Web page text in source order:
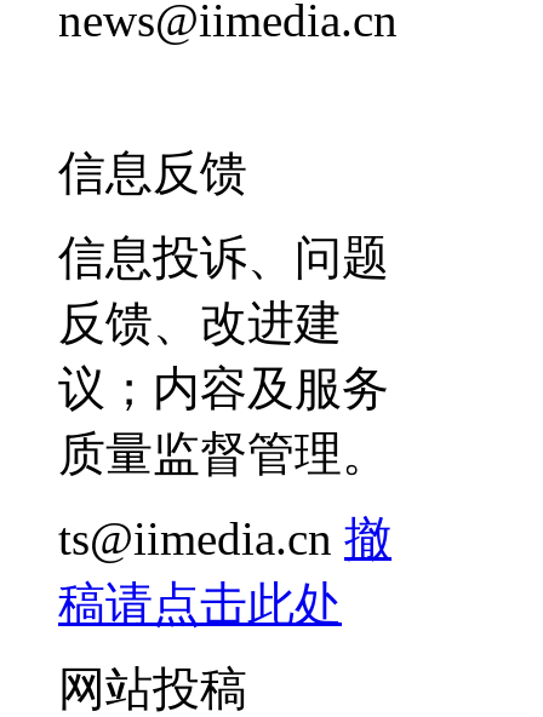
news@iimedia.cn
信息反馈
信息投诉、问题
反馈、改进建
议；内容及服务
质量监督管理。
ts@iimedia.cn 撤
稿请点击此处
网站投稿